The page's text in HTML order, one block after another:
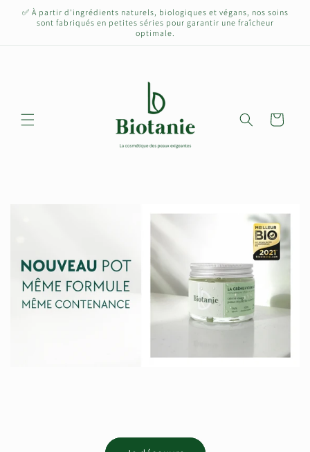
passer
✅ À partir d'ingrédients naturels, biologiques et végans, nos soins
sont fabriqués en petites séries pour garantir une fraîcheur
optimale.
Panier